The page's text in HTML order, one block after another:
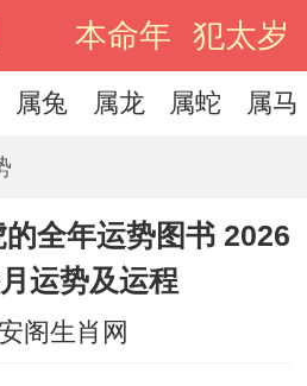
本命年 犯太岁
属兔 属龙 属蛇 属马
全年运势图书 2026
运势及运程
阁生肖网